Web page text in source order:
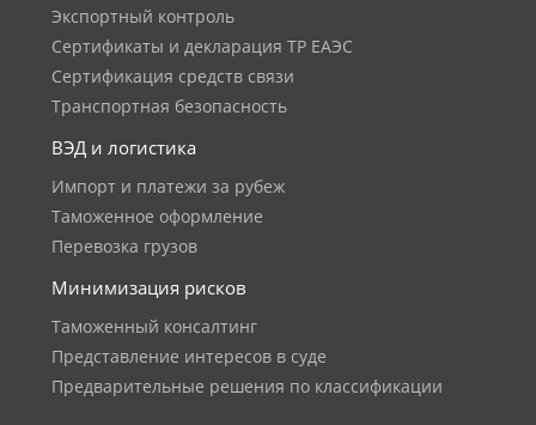
Экспортный контроль
Сертификаты и декларация ТР ЕАЭС
Сертификация средств связи
Транспортная безопасность
ВЭД и логистика
Импорт и платежи за рубеж
Таможенное оформление
Перевозка грузов
Минимизация рисков
Таможенный консалтинг
Представление интересов в суде
Предварительные решения по классификации